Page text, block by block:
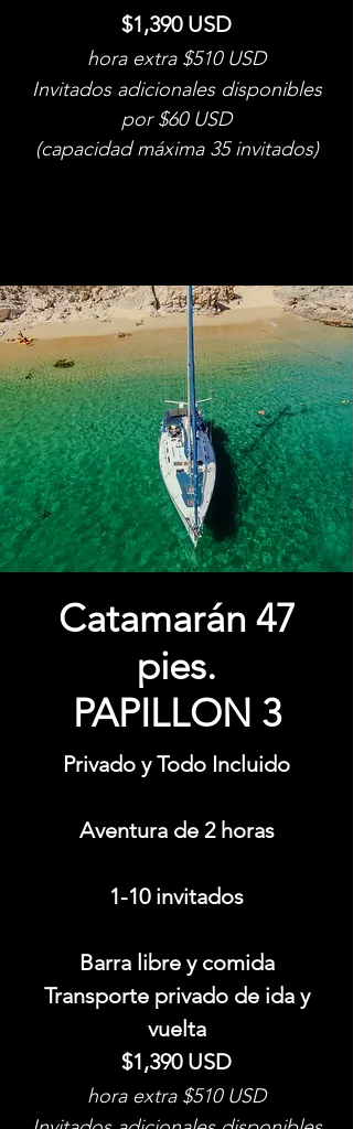
$1,390 USD
hora extra $510 USD
Invitados adicionales disponibles
por $60 USD
(capacidad máxima 35 invitados)
Catamarán 47
pies.
PAPILLON 3
Privado y Todo Incluido
Aventura de 2 horas
1-10 invitados
Barra libre y comida
Transporte privado de ida y
vuelta
$1,390 USD
hora extra $510 USD